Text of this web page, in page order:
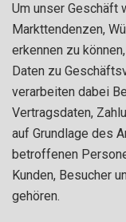
Um unser Geschäft
Markttendenzen,
erkennen zu
Daten zu
verarbeiten dabei
Vertragsdaten,
auf Grundlage des
betroffenen
Kunden, Besucher
gehören.